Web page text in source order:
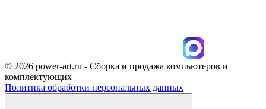
© 2026 power-art.ru - Сборка и продажа компьютеров и
комплектующих
Политика обработки персональных данных